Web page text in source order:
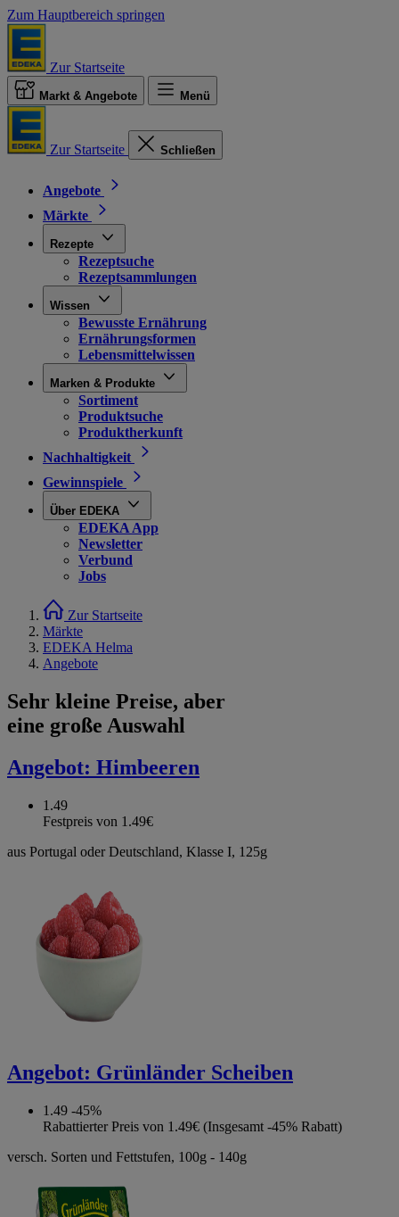
Zum Hauptbereich springen
Zur Startseite
Markt & Angebote Menü
Zur Startseite Schließen
Angebote
Märkte
Rezepte
Rezeptsuche
Rezeptsammlungen
Wissen
Bewusste Ernährung
Ernährungsformen
Lebensmittelwissen
Marken & Produkte
Sortiment
Produktsuche
Produktherkunft
Nachhaltigkeit
Gewinnspiele
Über EDEKA
EDEKA App
Newsletter
Verbund
Jobs
Zur Startseite
Märkte
EDEKA Helma
Angebote
Sehr kleine Preise, aber
eine große Auswahl
Angebot: Himbeeren
1.49
Festpreis von 1.49€
aus Portugal oder Deutschland, Klasse I, 125g
Angebot: Grünländer Scheiben
1.49 -45%
Rabattierter Preis von 1.49€ (Insgesamt -45% Rabatt)
versch. Sorten und Fettstufen, 100g - 140g